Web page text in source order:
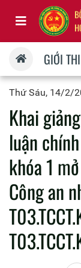
GIỚI
Thứ Sáu, 14/2/
Khai
luận
khóa 1
Công an